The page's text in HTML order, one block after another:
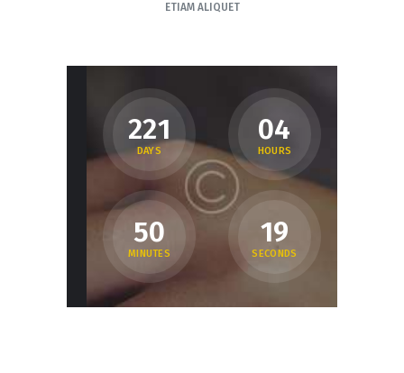
ETIAM ALIQUET
221
DAYS
04
HOURS
50
MINUTES
20
SECONDS